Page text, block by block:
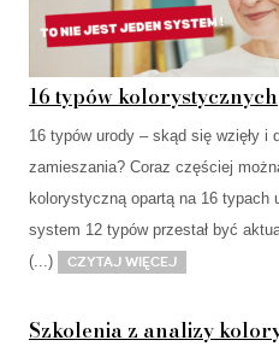
16 typów kolorystycznych
16 typów urody – skąd się wzięły i
zamieszania? Coraz częściej
kolorystyczną opartą na 16 typach
system 12 typów przestał być
(...)
Czytaj więcej
Szkolenia z analizy